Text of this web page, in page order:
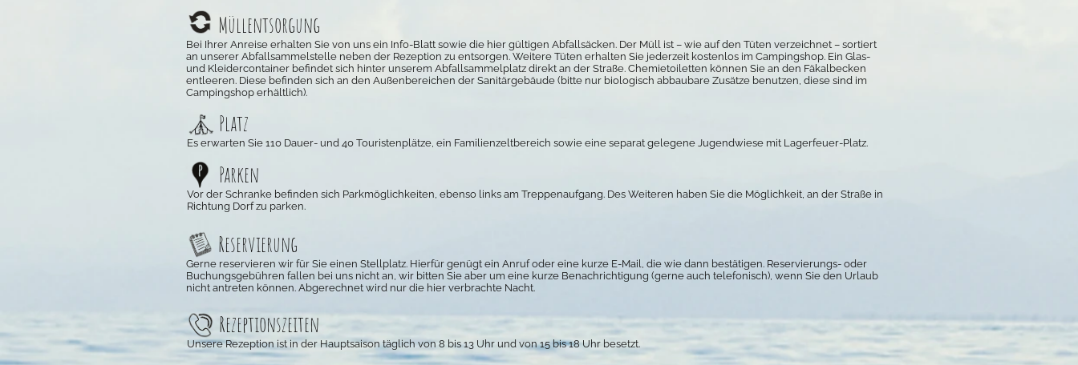
Müllentsorgung
Bei Ihrer Anreise erhalten Sie von uns ein Info-Blatt sowie die hier gültigen Abfallsäcken. Der Müll ist – wie auf den Tüten verzeichnet – sortiert
an unserer Abfallsammelstelle neben der Rezeption zu entsorgen. Weitere Tüten erhalten Sie jederzeit kostenlos im Campingshop. Ein Glas-
und Kleidercontainer befindet sich hinter unserem Abfallsammelplatz direkt an der Straße. Chemietoiletten können Sie an den Fäkalbecken
entleeren. Diese befinden sich an den Außenbereichen der Sanitärgebäude (bitte nur biologisch abbaubare Zusätze benutzen, diese sind im
Campingshop erhältlich).
Platz
Es erwarten Sie 110 Dauer- und 40 Touristenplätze, ein Familienzeltbereich sowie eine separat gelegene Jugendwiese mit Lagerfeuer-Platz.
Parken
Vor der Schranke befinden sich Parkmöglichkeiten, ebenso links am Treppenaufgang. Des Weiteren haben Sie die Möglichkeit, an der Straße in
Richtung Dorf zu parken.
Reservierung
Gerne reservieren wir für Sie einen Stellplatz. Hierfür genügt ein Anruf oder eine kurze E-Mail, die wie dann bestätigen. Reservierungs- oder
Buchungsgebühren fallen bei uns nicht an, wir bitten Sie aber um eine kurze Benachrichtigung (gerne auch telefonisch), wenn Sie den Urlaub
nicht antreten können. Abgerechnet wird nur die hier verbrachte Nacht.
Rezeptionszeiten
Unsere Rezeption ist in der Hauptsaison täglich von 8 bis 13 Uhr und von 15 bis 18 Uhr besetzt.